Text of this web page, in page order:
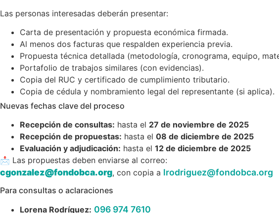
Las personas interesadas deberán presentar:
Carta de presentación y propuesta económica firmada.
Al menos dos facturas que respalden experiencia previa.
Propuesta técnica detallada (metodología, cronograma, equipo,
Portafolio de trabajos similares (con evidencias).
Copia del RUC y certificado de cumplimiento tributario.
Copia de cédula y nombramiento legal del representante (si aplica).
Nuevas fechas clave del proceso
Recepción de consultas: hasta el 27 de noviembre de 2025
Recepción de propuestas: hasta el 08 de diciembre de 2025
Evaluación y adjudicación: hasta el 12 de diciembre de 2025
📩 Las propuestas deben enviarse al correo:
cgonzalez@fondobca.org, con copia a lrodriguez@fondobca.org
Para consultas o aclaraciones
Lorena Rodríguez: 096 974 7610